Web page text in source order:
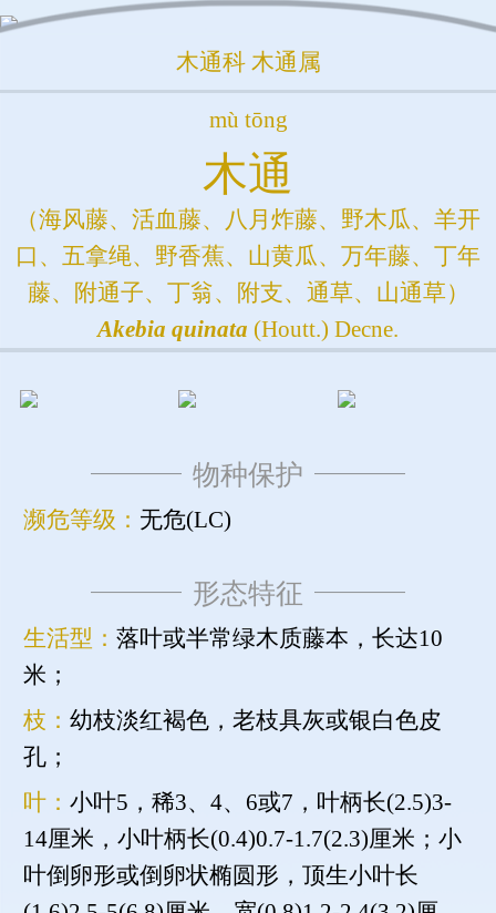
木通科 木通属
mù tōng
木通
（海风藤、活血藤、八月炸藤、野木瓜、羊开
口、五拿绳、野香蕉、山黄瓜、万年藤、丁年
藤、附通子、丁翁、附支、通草、山通草）
Akebia quinata (Houtt.) Decne.
物种保护
濒危等级： 无危(LC)
形态特征
生活型： 落叶或半常绿木质藤本，长达10
米；
枝： 幼枝淡红褐色，老枝具灰或银白色皮
孔；
叶： 小叶5，稀3、4、6或7，叶柄长(2.5)3-
14厘米，小叶柄长(0.4)0.7-1.7(2.3)厘米；小
叶倒卵形或倒卵状椭圆形，顶生小叶长